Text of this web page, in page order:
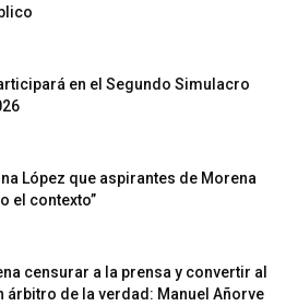
en el Segundo Simulacro
López que aspirantes de Morena
el contexto”
censurar a la prensa y convertir al
árbitro de la verdad: Manuel Añorve